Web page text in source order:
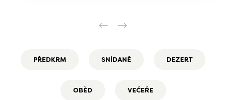
PŘEDKRM SNÍDANĚ DEZERT
OBĚD VEČEŘE